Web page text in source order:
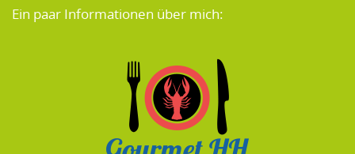
Ein paar Informationen über mich: